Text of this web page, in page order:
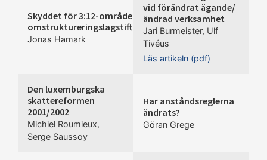
Skyddet för 3:12-området inom
omstruktureringslagstiftningen
Jonas Hamark
vid förändrat ägande/
ändrad verksamhet
Jari Burmeister, Ulf
Tivéus
Läs artikeln (pdf)
Den luxemburgska
skattereformen
2001/2002
Michiel Roumieux,
Serge Saussoy
Har anståndsreglerna
ändrats?
Göran Grege